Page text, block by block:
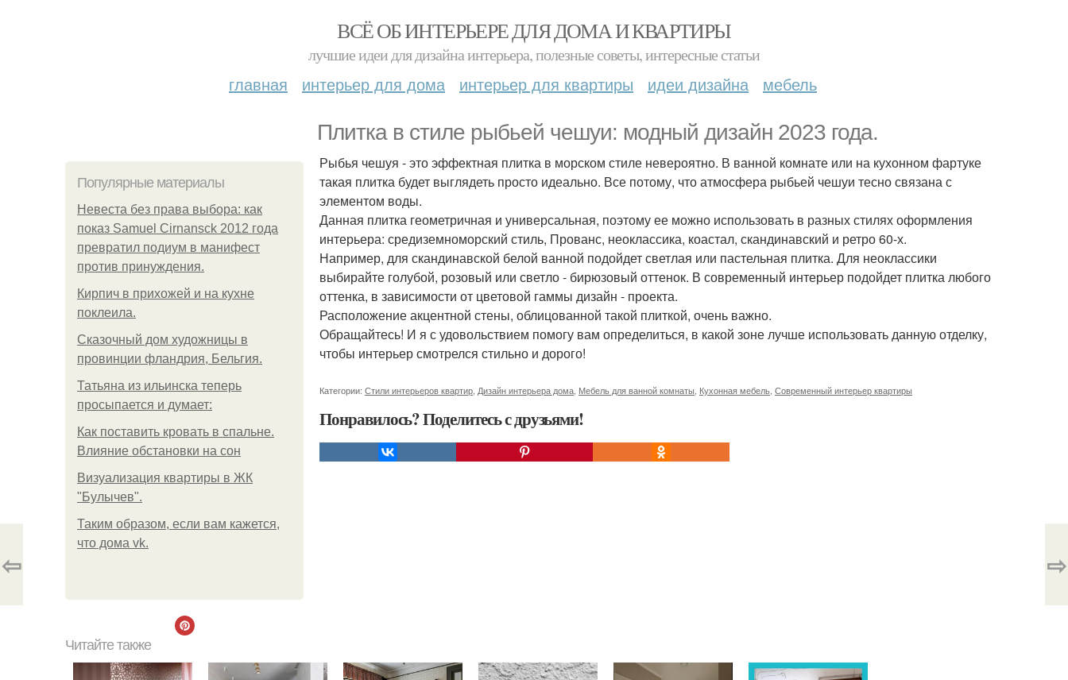
ВСЁ ОБ ИНТЕРЬЕРЕ ДЛЯ ДОМА И КВАРТИРЫ
лучшие идеи для дизайна интерьера, полезные советы, интересные статьи
главная интерьер для дома интерьер для квартиры идеи дизайна мебель
Плитка в стиле рыбьей чешуи: модный дизайн 2023 года.
Популярные материалы
Невеста без права выбора: как
показ Samuel Cirnansck 2012 года
превратил подиум в манифест
против принуждения.
Кирпич в прихожей и на кухне
поклеила.
Сказочный дом художницы в
провинции фландрия, Бельгия.
Татьяна из ильинска теперь
просыпается и думает:
Как поставить кровать в спальне.
Влияние обстановки на сон
Визуализация квартиры в ЖК
"Булычев".
Таким образом, если вам кажется,
что дома vk.
Рыбья чешуя - это эффектная плитка в морском стиле невероятно. В ванной комнате или на кухонном фартуке
такая плитка будет выглядеть просто идеально. Все потому, что атмосфера рыбьей чешуи тесно связана с
элементом воды.
Данная плитка геометричная и универсальная, поэтому ее можно использовать в разных стилях оформления
интерьера: средиземноморский стиль, Прованс, неоклассика, коастал, скандинавский и ретро 60-х.
Например, для скандинавской белой ванной подойдет светлая или пастельная плитка. Для неоклассики
выбирайте голубой, розовый или светло - бирюзовый оттенок. В современный интерьер подойдет плитка любого
оттенка, в зависимости от цветовой гаммы дизайн - проекта.
Расположение акцентной стены, облицованной такой плиткой, очень важно.
Обращайтесь! И я с удовольствием помогу вам определиться, в какой зоне лучше использовать данную отделку,
чтобы интерьер смотрелся стильно и дорого!
Категории: Стили интерьеров квартир Дизайн интерьера дома Мебель для ванной комнаты Кухонная мебель Современный интерьер квартиры
Понравилось? Поделитесь с друзьями!
⇦ ⇨
Читайте также